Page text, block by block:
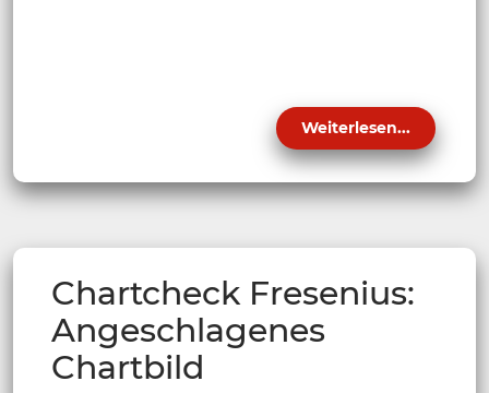
Weiterlesen...
Chartcheck Fresenius:
Angeschlagenes
Chartbild